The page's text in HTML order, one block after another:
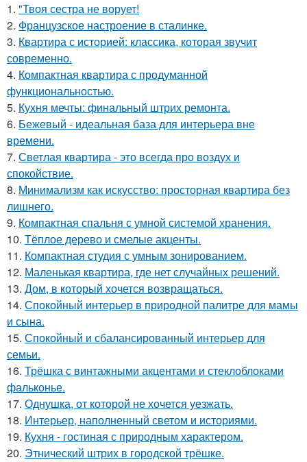
1. "Твоя сестра не ворует!
2. Французское настроение в сталинке.
3. Квартира с историей: классика, которая звучит
современно.
4. Компактная квартира с продуманной
функциональностью.
5. Кухня мечты: финальный штрих ремонта.
6. Бежевый - идеальная база для интерьера вне
времени.
7. Светлая квартира - это всегда про воздух и
спокойствие.
8. Минимализм как искусство: просторная квартира без
лишнего.
9. Компактная спальня с умной системой хранения.
10. Тёплое дерево и смелые акценты.
11. Компактная студия с умным зонированием.
12. Маленькая квартира, где нет случайных решений.
13. Дом, в который хочется возвращаться.
14. Спокойный интерьер в природной палитре для мамы
и сына.
15. Спокойный и сбалансированный интерьер для
семьи.
16. Трёшка с винтажными акцентами и стеклоблоками
фальконье.
17. Однушка, от которой не хочется уезжать.
18. Интерьер, наполненный светом и историями.
19. Кухня - гостиная с природным характером.
20. Этнический штрих в городской трёшке.